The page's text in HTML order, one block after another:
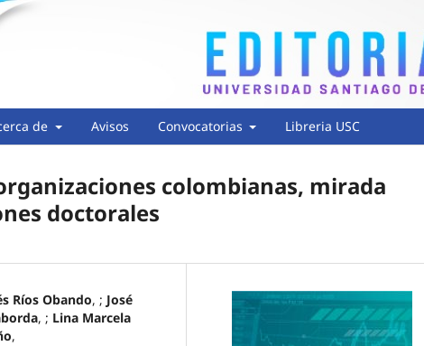
de Avisos Convocatorias Libreria USC
colombianas, mirada
doctorales
Ríos Obando, ; José
, ; Lina Marcela
,